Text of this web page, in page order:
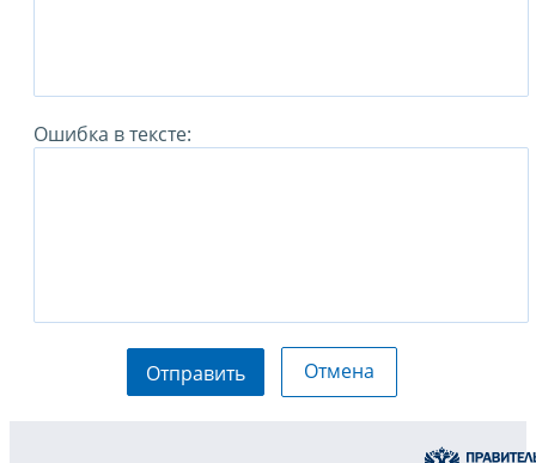
Ошибка в тексте:
Отправить Отмена